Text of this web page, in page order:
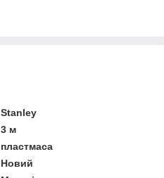
Stanley
3 м
пластмаса
Новий